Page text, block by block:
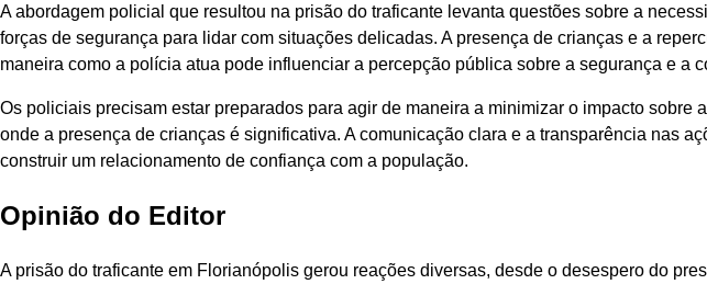
A abordagem policial que resultou na prisão do traficante levanta questões sobre a
forças de segurança para lidar com situações delicadas. A presença de crianças e a
maneira como a polícia atua pode influenciar a percepção pública sobre a segurança e a
Os policiais precisam estar preparados para agir de maneira a minimizar o impacto sobre
onde a presença de crianças é significativa. A comunicação clara e a transparência nas
construir um relacionamento de confiança com a população.
Opinião do Editor
A prisão do traficante em Florianópolis gerou reações diversas, desde o desespero do